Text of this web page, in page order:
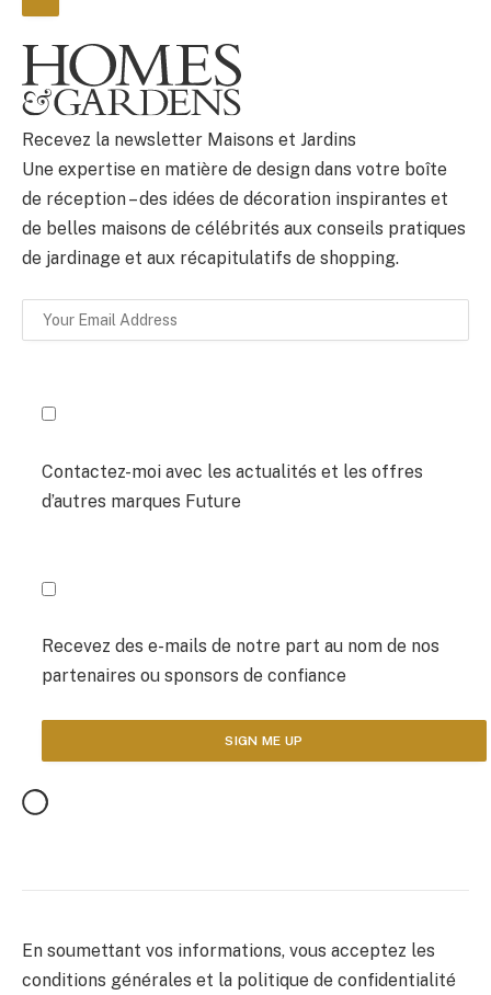
BULLETIN
Recevez la newsletter Maisons et Jardins
Une expertise en matière de design dans votre boîte
de réception – des idées de décoration inspirantes et
de belles maisons de célébrités aux conseils pratiques
de jardinage et aux récapitulatifs de shopping.
Contactez-moi avec les actualités et les offres
d’autres marques Future
Recevez des e-mails de notre part au nom de nos
partenaires ou sponsors de confiance
En soumettant vos informations, vous acceptez les
conditions générales et la politique de confidentialité